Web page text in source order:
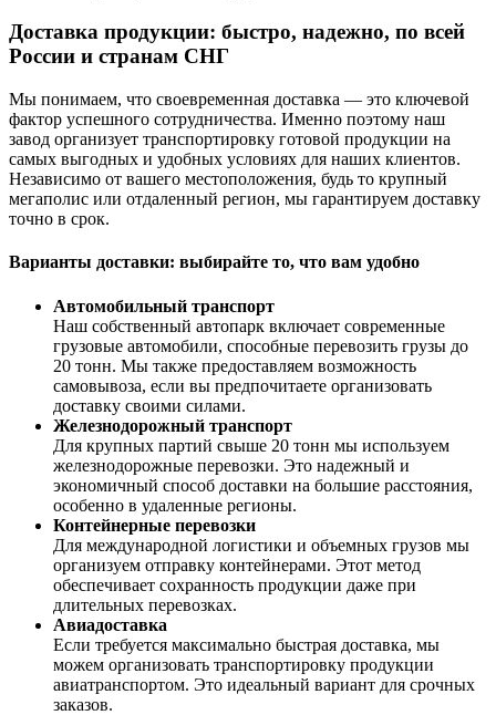
Доставка продукции: быстро, надежно, по всей
России и странам СНГ
Мы понимаем, что своевременная доставка — это ключевой
фактор успешного сотрудничества. Именно поэтому наш
завод организует транспортировку готовой продукции на
самых выгодных и удобных условиях для наших клиентов.
Независимо от вашего местоположения, будь то крупный
мегаполис или отдаленный регион, мы гарантируем доставку
точно в срок.
Варианты доставки: выбирайте то, что вам удобно
Автомобильный транспорт
Наш собственный автопарк включает современные
грузовые автомобили, способные перевозить грузы до
20 тонн. Мы также предоставляем возможность
самовывоза, если вы предпочитаете организовать
доставку своими силами.
Железнодорожный транспорт
Для крупных партий свыше 20 тонн мы используем
железнодорожные перевозки. Это надежный и
экономичный способ доставки на большие расстояния,
особенно в удаленные регионы.
Контейнерные перевозки
Для международной логистики и объемных грузов мы
организуем отправку контейнерами. Этот метод
обеспечивает сохранность продукции даже при
длительных перевозках.
Авиадоставка
Если требуется максимально быстрая доставка, мы
можем организовать транспортировку продукции
авиатранспортом. Это идеальный вариант для срочных
заказов.